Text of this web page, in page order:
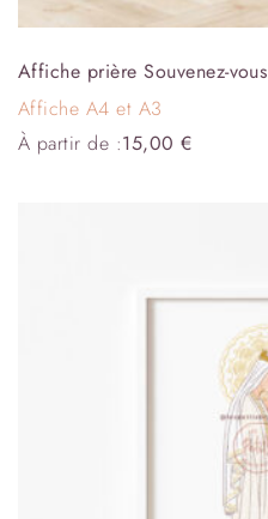
Affiche prière Souvenez-vous
Affiche A4 et A3
À partir de :15,00€